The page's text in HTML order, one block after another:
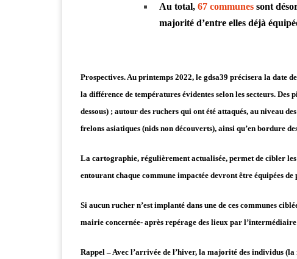
Au total, 67 communessont
majorité d’entre elles déjà
Prospectives. Au printemps 2022, le gdsa39 précisera la date
la différence de températures évidentes selon les secteurs. Des
dessous) ; autour des ruchers qui ont été attaqués, au niveau
frelons asiatiques (nids non découverts), ainsi qu’en bordure
La cartographie, régulièrement actualisée, permet de cibler
entourant chaque commune impactée devront être équipées de
Si aucun rucher n’est implanté dans une de ces communes
mairie concernée- après repérage des lieux par
Rappel – Avec l’arrivée de l’hiver, la majorité des individus